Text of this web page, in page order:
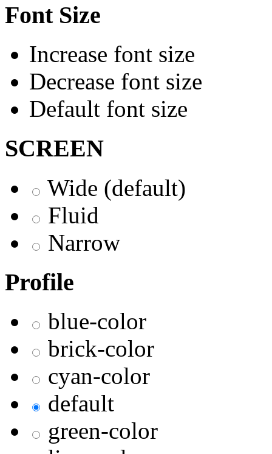
Font Size
Increase font size
Decrease font size
Default font size
SCREEN
Wide (default)
Fluid
Narrow
Profile
blue-color
brick-color
cyan-color
default
green-color